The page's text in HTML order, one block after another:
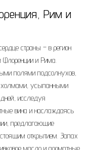
Рим и
страны – в регион
Флоренции и Рима.
полями подсолнухов,
холмами, усыпанными
исследуя
вина и наслаждаясь
предлагающие
открытием. Запах